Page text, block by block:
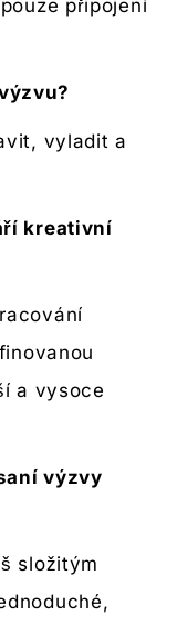
připojení
vyladit a
kreativní
a vysoce
výzvy
složitým